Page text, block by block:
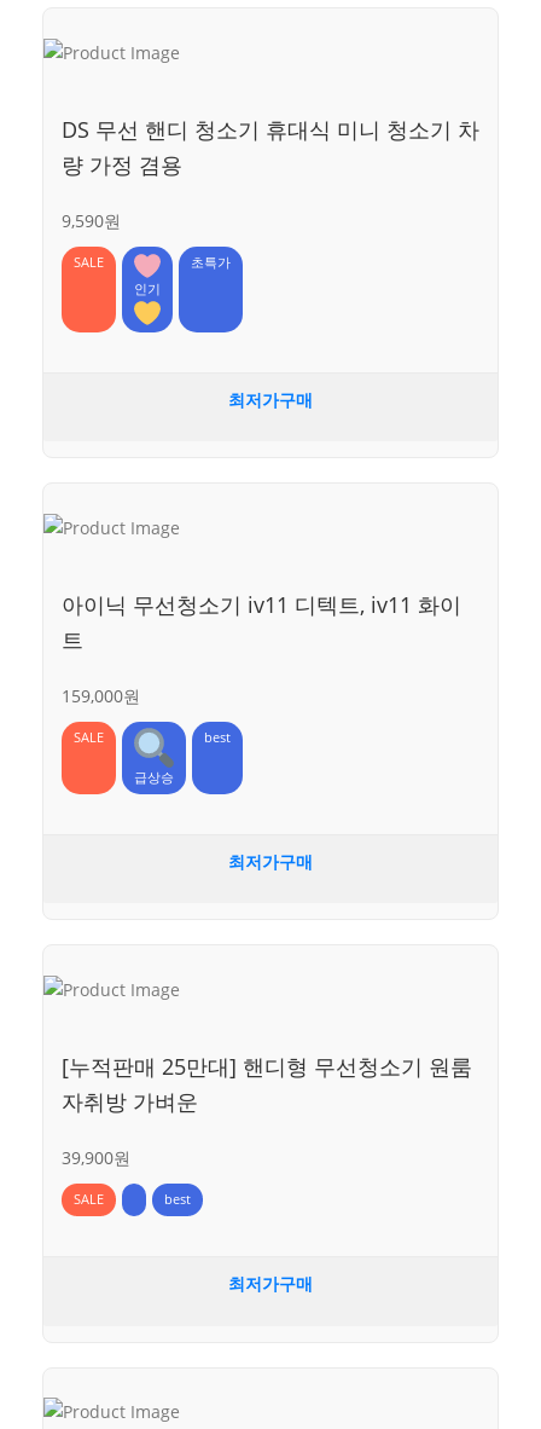
DS 무선 핸디 청소기 휴대식 미니 청소기 차
량 가정 겸용
9,590원
SALE
인기
초특가
최저가구매
아이닉 무선청소기 iv11 디텍트, iv11 화이
트
159,000원
SALE
급상승
best
최저가구매
[누적판매 25만대] 핸디형 무선청소기 원룸
자취방 가벼운
39,900원
SALE best
최저가구매